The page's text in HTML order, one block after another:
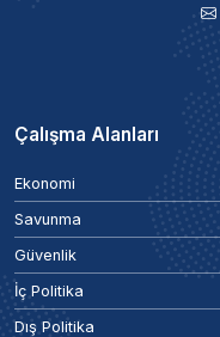
Çalışma Alanları
Ekonomi
Savunma
Güvenlik
İç Politika
Dış Politika